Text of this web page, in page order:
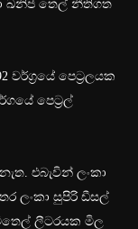
ඛනිජ තෙල් නීතිගත
වර්ග්‍රයේ පෙට්‍රලයක
පෙට්‍රල්
එබැවින් ලංකා
ලංකා සුපිරි ඩීසල්
ලීටරයක මිල